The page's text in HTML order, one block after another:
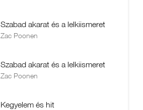
Szabad akarat és a lelkiismeret
Zac Poonen
Szabad akarat és a lelkiismeret
Zac Poonen
Kegyelem és hit